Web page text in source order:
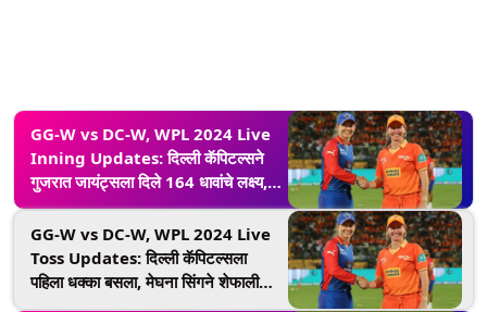
GG-W vs DC-W, WPL 2024 Live
Inning Updates: दिल्ली कॅपिटल्सने
गुजरात जायंट्सला दिले 164 धावांचे लक्ष्य,
कर्णधार मेग लॅनिंगची अर्धशतकी खेळी
GG-W vs DC-W, WPL 2024 Live
Toss Updates: दिल्ली कॅपिटल्सला
पहिला धक्का बसला, मेघना सिंगने शेफाली